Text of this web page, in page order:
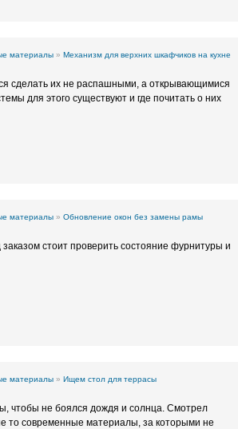
материалы » Механизм для верхних шкафчиков на кухне
сделать их не распашными, а открывающимися
для этого существуют и где почитать о них
материалы » Обновление окон без замены рамы
стоит проверить состояние фурнитуры и
материалы » Ищем стол для террасы
чтобы не боялся дождя и солнца. Смотрел
то современные материалы, за которыми не